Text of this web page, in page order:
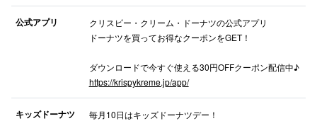
公式アプリ
クリスピー・クリーム・ドーナツの公式アプリ
ドーナツを買ってお得なクーポンをGET！
ダウンロードで今すぐ使える30円OFFクーポン配信中♪
https://krispykreme.jp/app/
キッズドーナツ
毎月10日はキッズドーナツデー！